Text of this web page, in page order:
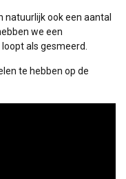
natuurlijk ook een aantal
we een
als gesmeerd.
te hebben op de